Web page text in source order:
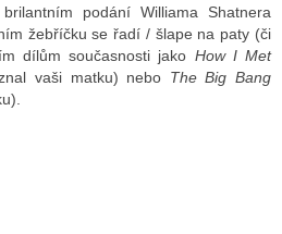
podání Williama Shatnera
žebříčku se řadí / šlape na paty (či
dílům současnosti jako How I Met
vaši matku) nebo The Big Bang